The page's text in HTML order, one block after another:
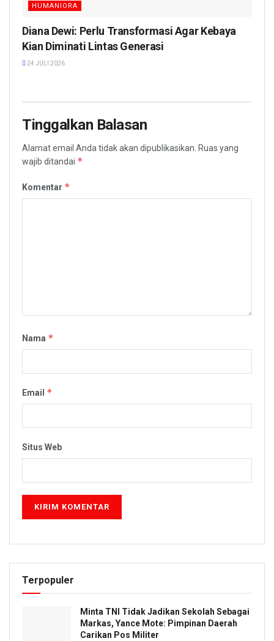
HUMANIORA
Diana Dewi: Perlu Transformasi Agar Kebaya
Kian Diminati Lintas Generasi
24 JULI 2026
Tinggalkan Balasan
Alamat email Anda tidak akan dipublikasikan. Ruas yang
wajib ditandai *
Komentar *
Nama *
Email *
Situs Web
Terpopuler
Minta TNI Tidak Jadikan Sekolah Sebagai
Markas, Yance Mote: Pimpinan Daerah
Carikan Pos Militer